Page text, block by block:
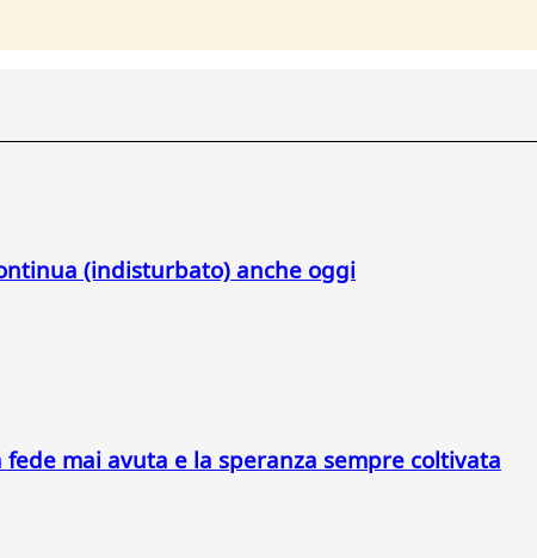
(indisturbato) anche oggi
mai avuta e la speranza sempre coltivata